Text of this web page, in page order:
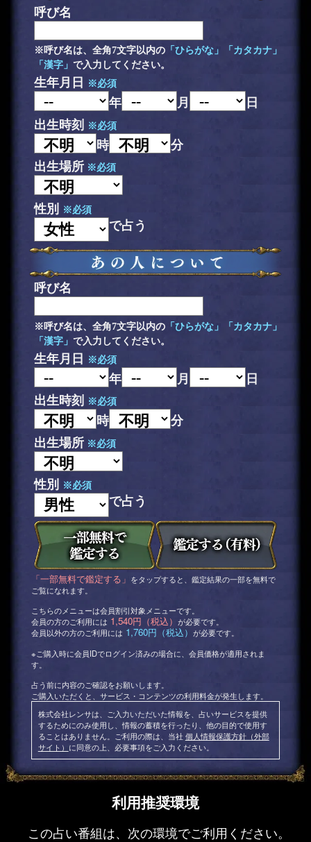
呼び名
※呼び名は、全角7文字以内の 「ひらがな」「カタカナ」
「漢字」で入力してください。
生年月日 ※必須
年 月
日
出生時刻
※必須
時
分
出生場所 ※必須
性別 ※必須
で占う
呼び名
※呼び名は、全角7文字以内の 「ひらがな」「カタカナ」
「漢字」で入力してください。
生年月日 ※必須
年 月
日
出生時刻
※必須
時
分
出生場所 ※必須
性別 ※必須
で占う
「一部無料で鑑定する」 をタップすると、鑑定結果の一部を無料で
ご覧になれます。
こちらのメニューは会員割引対象メニューです。
会員の方のご利用には 1,540円（税込） が必要です。
会員以外の方のご利用には 1,760円（税込） が必要です。
※ご購入時に会員IDでログイン済みの場合に、会員価格が適用されま
す。
占う前に内容のご確認をお願いします。
ご購入いただくと、サービス・コンテンツの利用料金が発生します。
株式会社レンサは、ご入力いただいた情報を、占いサービスを提供
するためにのみ使用し、情報の蓄積を行ったり、他の目的で使用す
ることはありません。ご利用の際は、当社 個人情報保護方針（外部
サイト） に同意の上、必要事項をご入力ください。
利用推奨環境
この占い番組は、次の環境でご利用ください。